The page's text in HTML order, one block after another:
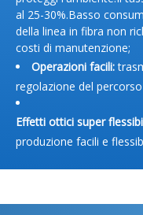
al 25-30%.Basso
della linea in fibra non
costi di manutenzione;
Operazioni facili:
regolazione del
Effetti ottici super
produzione facili e